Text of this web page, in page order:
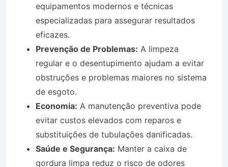
equipamentos modernos e técnicas
especializadas para assegurar resultados
eficazes.
Prevenção de Problemas: A limpeza
regular e o desentupimento ajudam a evitar
obstruções e problemas maiores no sistema
de esgoto.
Economia: A manutenção preventiva pode
evitar custos elevados com reparos e
substituições de tubulações danificadas.
Saúde e Segurança: Manter a caixa de
gordura limpa reduz o risco de odores